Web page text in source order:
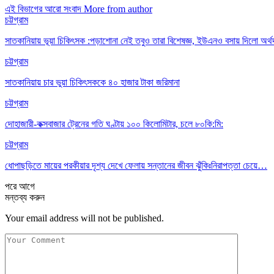
এই বিভাগের আরো সংবাদ More from author
চট্টগ্রাম
সাতকানিয়ায় ভূয়া চিকিৎসক :পড়াশোনা নেই তবুও তারা বিশেষজ্ঞ, ইউএনও বসায় দিলো
চট্টগ্রাম
সাতকানিয়ায় চার ভুয়া চিকিৎসককে ৪০ হাজার টাকা জরিমানা
চট্টগ্রাম
দোহাজারী-কক্সবাজার ট্রেনের গতি ঘণ্টায় ১০০ কিলোমিটার, চলে ৮০কি:মি:
চট্টগ্রাম
ধোপাছড়িতে মায়ের পরকীয়ার দৃশ্য দেখে ফেলায় সন্তানের জীবন ঝুঁকিঃনিরাপত্তা চেয়ে…
পরেআগে
মন্তব্য করুন
Your email address will not be published.